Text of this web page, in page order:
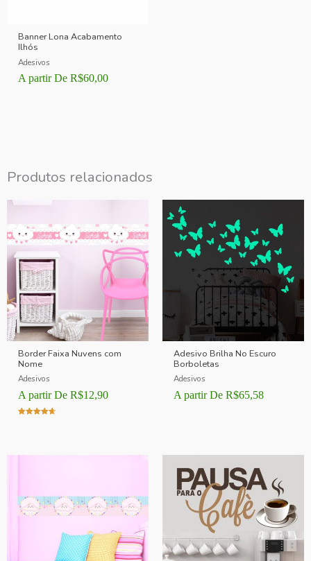
Banner Lona Acabamento
Ilhós
Adesivos
A partir De R$60,00
Produtos relacionados
Border Faixa Nuvens com
Nome
Adesivos
A partir De R$12,90
Adesivo Brilha No Escuro
Borboletas
Adesivos
A partir De R$65,58